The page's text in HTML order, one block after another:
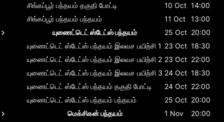
சிங்கப்பூர் பந்தயம் தகுதி போட்டி 10 Oct 14:00
சிங்கப்பூர் பந்தயம் பந்தயம் 11 Oct
13:00
யுணைட்டெட் ஸ்டேட்ஸ் பந்தயம்
25 Oct 20:00
யுணைட்டெட் ஸ்டேட்ஸ் பந்தயம் இலவச பயிற்சி 1 23 Oct 18:30
யுணைட்டெட் ஸ்டேட்ஸ் பந்தயம் இலவச பயிற்சி 2 23 Oct 22:00
யுணைட்டெட் ஸ்டேட்ஸ் பந்தயம் இலவச பயிற்சி 3 24 Oct 18:30
யுணைட்டெட் ஸ்டேட்ஸ் பந்தயம் தகுதி போட்டி 24 Oct 22:00
யுணைட்டெட் ஸ்டேட்ஸ் பந்தயம் பந்தயம் 25 Oct 20:00
மெக்சிகன் பந்தயம்
1 Nov 20:00